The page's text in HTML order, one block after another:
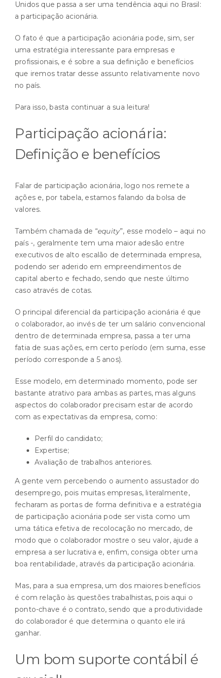
Unidos que passa a ser uma tendência aqui no Brasil:
a participação acionária.
O fato é que a participação acionária pode, sim, ser
uma estratégia interessante para empresas e
profissionais, e é sobre a sua definição e benefícios
que iremos tratar desse assunto relativamente novo
no país.
Para isso, basta continuar a sua leitura!
Participação acionária:
Definição e benefícios
Falar de participação acionária, logo nos remete a
ações e, por tabela, estamos falando da bolsa de
valores.
Também chamada de “equity”, esse modelo – aqui no
país -, geralmente tem uma maior adesão entre
executivos de alto escalão de determinada empresa,
podendo ser aderido em empreendimentos de
capital aberto e fechado, sendo que neste último
caso através de cotas.
O principal diferencial da participação acionária é que
o colaborador, ao invés de ter um salário convencional
dentro de determinada empresa, passa a ter uma
fatia de suas ações, em certo período (em suma, esse
período corresponde a 5 anos).
Esse modelo, em determinado momento, pode ser
bastante atrativo para ambas as partes, mas alguns
aspectos do colaborador precisam estar de acordo
com as expectativas da empresa, como:
Perfil do candidato;
Expertise;
Avaliação de trabalhos anteriores.
A gente vem percebendo o aumento assustador do
desemprego, pois muitas empresas, literalmente,
fecharam as portas de forma definitiva e a estratégia
de participação acionária pode ser vista como um
uma tática efetiva de recolocação no mercado, de
modo que o colaborador mostre o seu valor, ajude a
empresa a ser lucrativa e, enfim, consiga obter uma
boa rentabilidade, através da participação acionária.
Mas, para a sua empresa, um dos maiores benefícios
é com relação às questões trabalhistas, pois aqui o
ponto-chave é o contrato, sendo que a produtividade
do colaborador é que determina o quanto ele irá
ganhar.
Um bom suporte contábil é